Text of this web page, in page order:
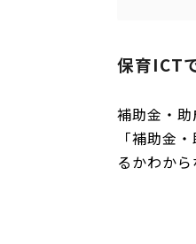
保育ICT
補助金・
「補助金
るかわか